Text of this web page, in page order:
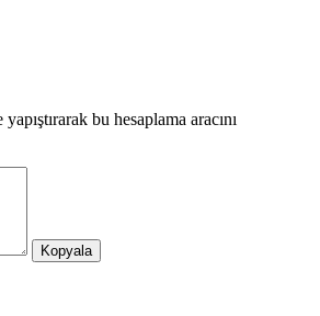
bu hesaplama aracını
Kopyala